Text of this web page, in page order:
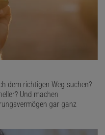
dem richtigen Weg suchen?
Und machen
gar ganz